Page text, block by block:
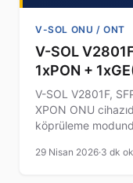
V-SOL ONU / ONT
V-SOL
1xPON +
V-SOL V2801F,
XPON ONU
köprüleme
kurulum sunar.
29 Nisan 2026·3 dk